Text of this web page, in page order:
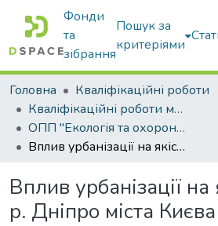
Фонди
та
зібрання
Пошук за
критеріями
Головна
Кваліфікаційні роботи
Кваліфікаційні роботи магістрів
ОПП "Екологія та охорона навколишнього середовища"
Вплив урбанізації на якісний стан р. Дніпро міста Києва
Вплив урбанізації на
р. Дніпро міста Києва